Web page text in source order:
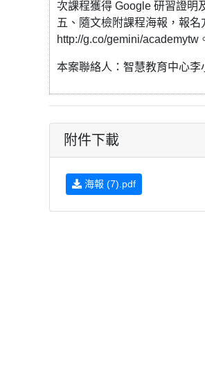
次課程獲得 Google 研習證明
五、隨文檢附課程海報，報
http://g.co/gemini/academytw
本案聯絡人：智慧教育中心
附件下載
海報 (7).pdf